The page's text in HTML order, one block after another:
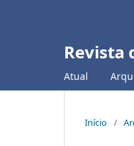
Revista
Atual
Início /